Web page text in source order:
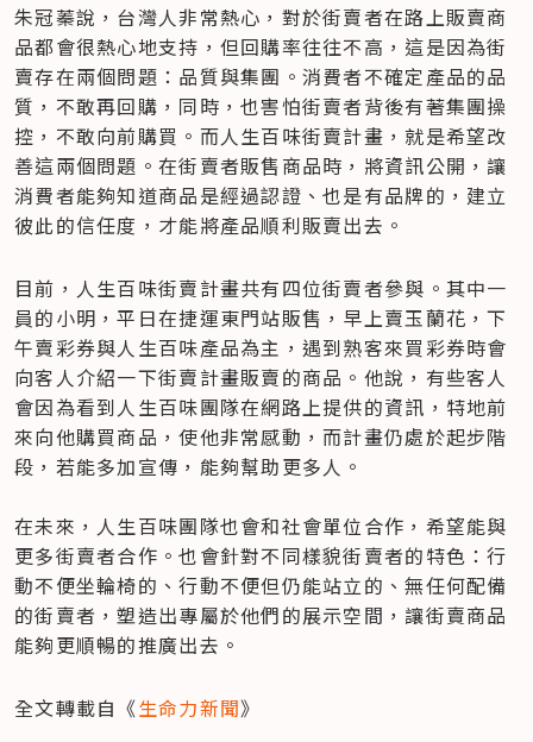
朱冠蓁說，台灣人非常熱心，對於街賣者在路上販賣商
品都會很熱心地支持，但回購率往往不高，這是因為街
賣存在兩個問題：品質與集團。消費者不確定產品的品
質，不敢再回購，同時，也害怕街賣者背後有著集團操
控，不敢向前購買。而人生百味街賣計畫，就是希望改
善這兩個問題。在街賣者販售商品時，將資訊公開，讓
消費者能夠知道商品是經過認證、也是有品牌的，建立
彼此的信任度，才能將產品順利販賣出去。
目前，人生百味街賣計畫共有四位街賣者參與。其中一
員的小明，平日在捷運東門站販售，早上賣玉蘭花，下
午賣彩券與人生百味產品為主，遇到熟客來買彩券時會
向客人介紹一下街賣計畫販賣的商品。他說，有些客人
會因為看到人生百味團隊在網路上提供的資訊，特地前
來向他購買商品，使他非常感動，而計畫仍處於起步階
段，若能多加宣傳，能夠幫助更多人。
在未來，人生百味團隊也會和社會單位合作，希望能與
更多街賣者合作。也會針對不同樣貌街賣者的特色：行
動不便坐輪椅的、行動不便但仍能站立的、無任何配備
的街賣者，塑造出專屬於他們的展示空間，讓街賣商品
能夠更順暢的推廣出去。
全文轉載自《生命力新聞》